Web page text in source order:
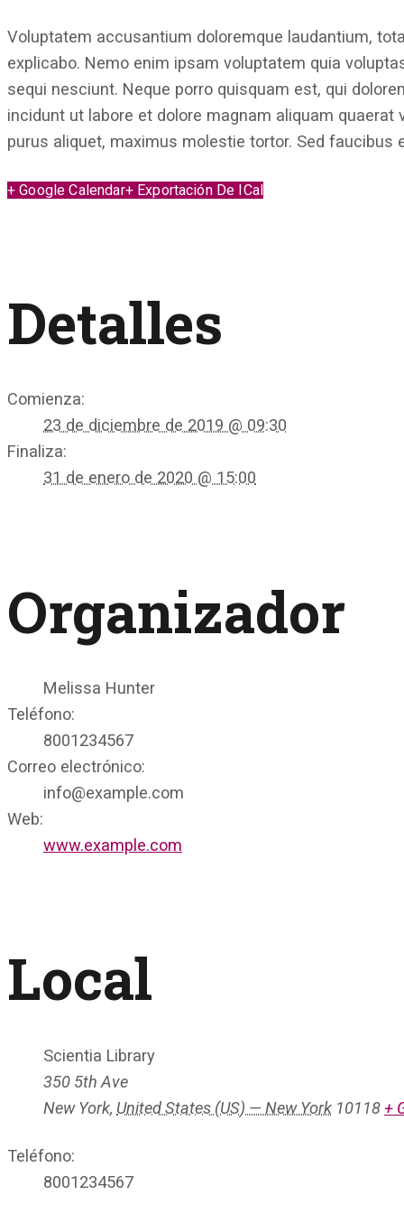
Voluptatem accusantium doloremque laudantium,
explicabo. Nemo enim ipsam voluptatem quia
sequi nesciunt. Neque porro quisquam est, qui
incidunt ut labore et dolore magnam aliquam
purus aliquet, maximus molestie tortor. Sed
+ Google Calendar+ Exportación De ICal
Detalles
Comienza:
23 de diciembre de 2019 @ 09:30
Finaliza:
31 de enero de 2020 @ 15:00
Organizador
Melissa Hunter
Teléfono:
8001234567
Correo electrónico:
info@example.com
Web:
www.example.com
Local
Scientia Library
350 5th Ave
New York, United States (US) — New York 10118+
Teléfono:
8001234567